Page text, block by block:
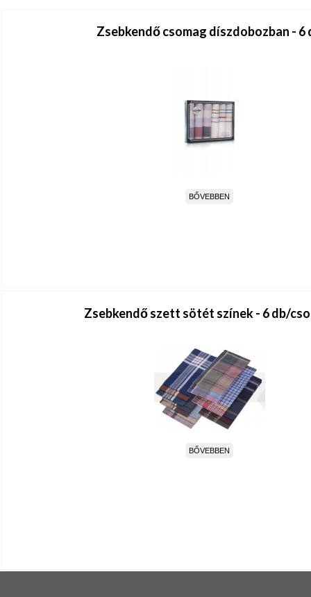
Zsebkendő csomag díszdobozban - 6
BŐVEBBEN
Zsebkendő szett sötét színek - 6 db/
BŐVEBBEN